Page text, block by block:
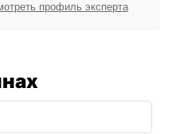
профиль эксперта